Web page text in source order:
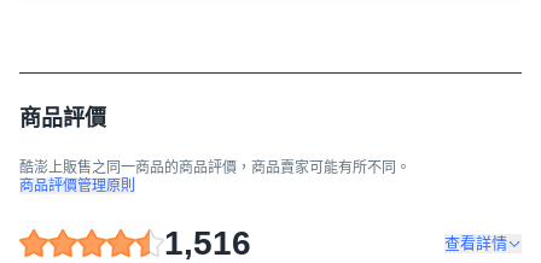
商品評價
酷澎上販售之同一商品的商品評價，商品賣家可能有所不同。
商品評價管理原則
1,516 查看詳情